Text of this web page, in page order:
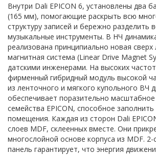
Внутри Dali EPICON 6, установлены два
(165 мм), помогающие раскрыть всю
структуру записей и бережно разделить
музыкальные инструменты. В НЧ
реализована принципиально новая сверх
магнитная система (Linear Drive Magnet
датскими инженерами. На высоких
фирменный гибридный модуль высокой
из ленточного и мягкого купольного ВЧ
обеспечивает поразительно масштабное
семейства EPICON, способное
помещения. Каждая из сторон Dali
слоев MDF, склеенных вместе. Они
многослойной основе корпуса из MDF. 2-
панель гарантирует, что энергия